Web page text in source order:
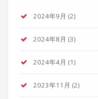
2024年9月 (2)
2024年8月 (3)
2024年4月 (1)
2023年11月 (2)